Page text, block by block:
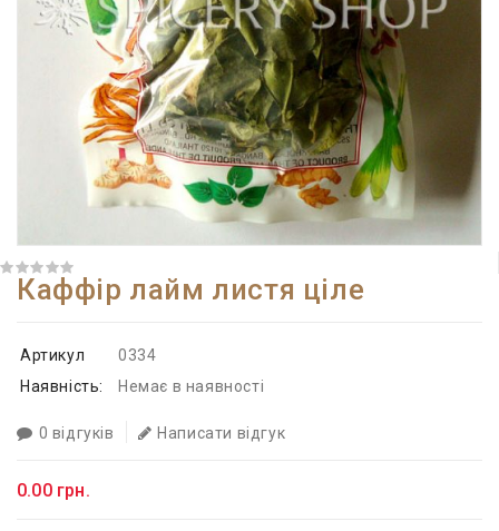
Каффір лайм листя ціле
Артикул
0334
Наявність:
Немає в наявності
0 відгуків Написати відгук
0.00 грн.